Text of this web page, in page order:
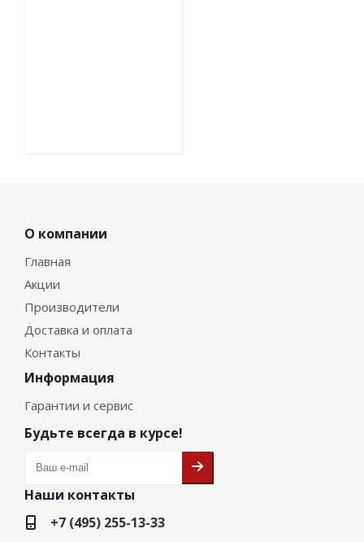
О компании
Главная
Акции
Производители
Доставка и оплата
Контакты
Информация
Гарантии и сервис
Будьте всегда в курсе!
Наши контакты
+7 (495) 255-13-33